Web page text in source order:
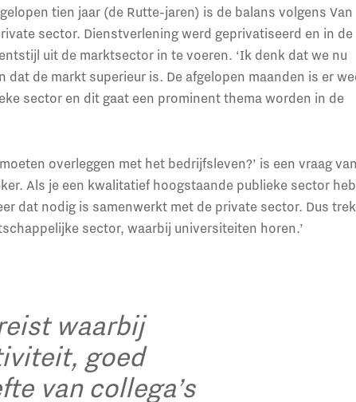
tien jaar (de Rutte-jaren) is de balans volgens Van
sector. Dienstverlening werd geprivatiseerd en in de
uit de marktsector in te voeren. ‘Ik denk dat we nu
de markt superieur is. De afgelopen maanden is er
sector en dit gaat een prominent thema worden in de
overleggen met het bedrijfsleven?’ is een vraag
Als je een kwalitatief hoogstaande publieke sector
dat nodig is samenwerkt met de private sector. Dus trek
sector, waarbij universiteiten horen.’
waarbij
goed
van collega’s